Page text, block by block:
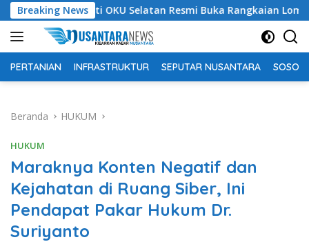
Langsung
ke
konten
Breaking News
Bupati OKU Selatan Resmi Buka Rangkaian Lomba
PERTANIAN INFRASTRUKTUR SEPUTAR NUSANTARA SOSOK
Beranda HUKUM
HUKUM
Maraknya Konten Negatif dan
Kejahatan di Ruang Siber, Ini
Pendapat Pakar Hukum Dr.
Suriyanto